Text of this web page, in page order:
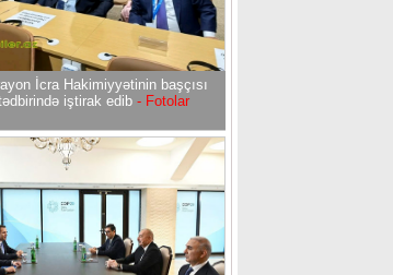
İcra Hakimiyyətinin başçısı
iştirak edib - Fotolar